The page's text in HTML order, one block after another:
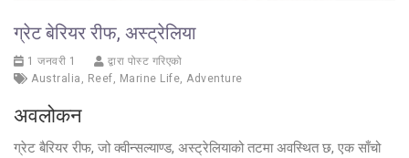
ग्रेट बेरियर रीफ, अस्ट्रेलिया
1 जनवरी 1
द्वारा पोस्ट गरिएको
Australia , Reef, Marine Life, Adventure
अवलोकन
ग्रेट बैरियर रीफ, जो क्वीन्सल्याण्ड, अस्ट्रेलियाको तटमा अवस्थित छ, एक साँचो